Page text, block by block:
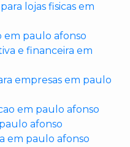
lojas fisicas em
em paulo afonso
e financeira em
empresas em paulo
em paulo afonso
afonso
em paulo afonso